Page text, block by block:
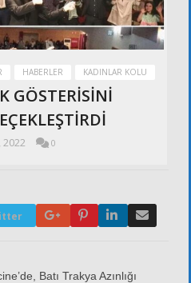
HABERLER KADINLAR KOLU
GÖSTERİSİNİ
2022 0
Google+PinterestLinkedIn
Batı Trakya Azınlığı